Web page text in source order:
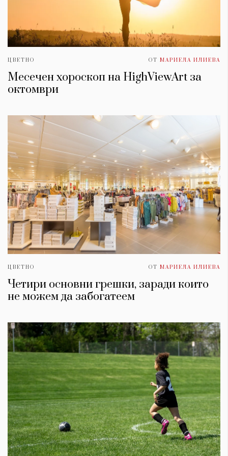
ЦВЕТНО ОТ МАРИЕЛА ИЛИЕВА
Месечен хороскоп на HighViewArt за
oктомври
ЦВЕТНО ОТ МАРИЕЛА ИЛИЕВА
Четири основни грешки, заради които
не можем да забогатеем